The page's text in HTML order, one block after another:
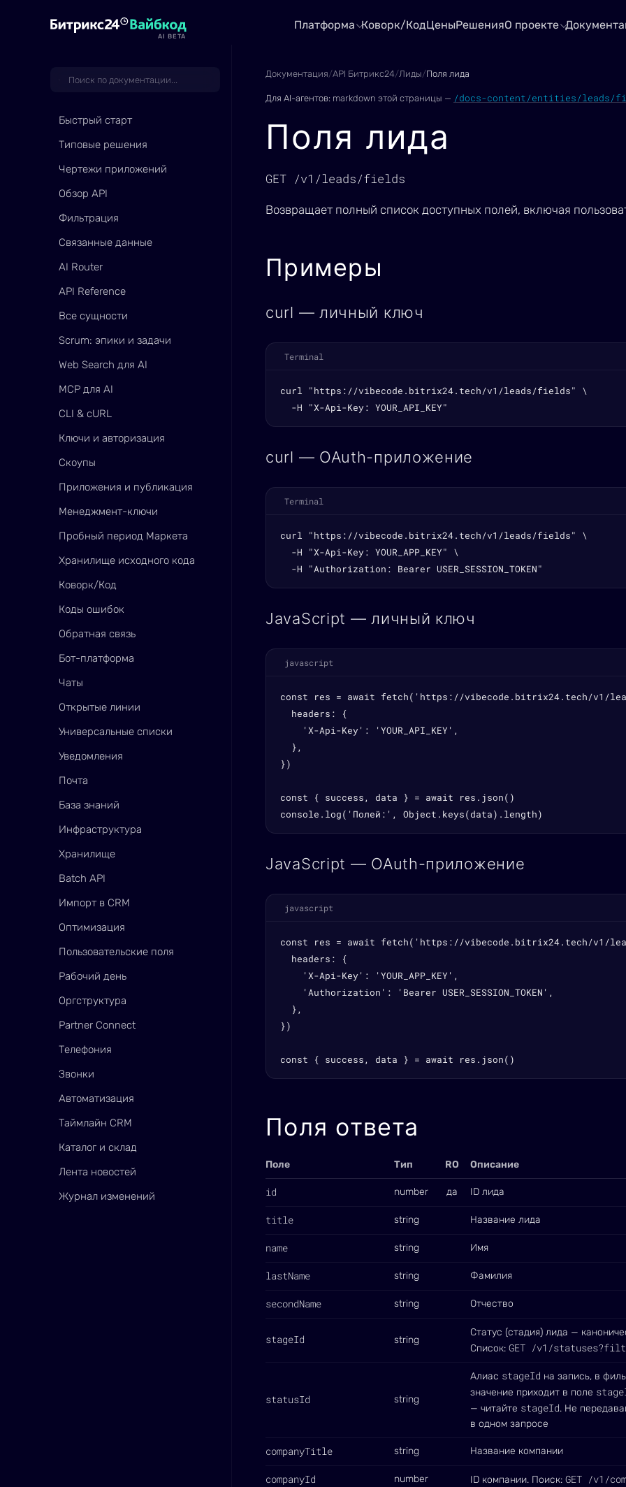
AI BETA
Платформа Коворк/КодЦеныРешенияО проекте
Быстрый старт
Типовые решения
Чертежи приложений
Обзор API
Фильтрация
Связанные данные
AI Router
API Reference
Все сущности
Scrum: эпики и задачи
Web Search для AI
MCP для AI
CLI & cURL
Ключи и авторизация
Скоупы
Приложения и публикация
Менеджмент-ключи
Пробный период Маркета
Хранилище исходного кода
Коворк/Код
Коды ошибок
Обратная связь
Бот-платформа
Чаты
Открытые линии
Универсальные списки
Уведомления
Почта
База знаний
Инфраструктура
Хранилище
Batch API
Импорт в CRM
Оптимизация
Пользовательские поля
Рабочий день
Оргструктура
Partner Connect
Телефония
Звонки
Автоматизация
Таймлайн CRM
Каталог и склад
Лента новостей
Журнал изменений
Документация/API Битрикс24/Лиды/Поля лида
Для AI-агентов: markdown этой страницы — /docs-content/entities/leads/
Поля лида
GET /v1/leads/fields
Возвращает полный список доступных полей, включая
Примеры
curl — личный ключ
Terminal
curl "https://vibecode.bitrix24.tech/v1/leads/fields" \
  -H "X-Api-Key: YOUR_API_KEY"
curl — OAuth-приложение
Terminal
curl "https://vibecode.bitrix24.tech/v1/leads/fields" \
  -H "X-Api-Key: YOUR_APP_KEY" \
  -H "Authorization: Bearer USER_SESSION_TOKEN"
JavaScript — личный ключ
javascript
const res = await fetch('https://vibecode.bitrix24.tech/v1/
  headers: {
    'X-Api-Key': 'YOUR_API_KEY',
  },
})
const { success, data } = await res.json()
console.log('Полей:', Object.keys(data).length)
JavaScript — OAuth-приложение
javascript
const res = await fetch('https://vibecode.bitrix24.tech/v1/
  headers: {
    'X-Api-Key': 'YOUR_APP_KEY',
    'Authorization': 'Bearer USER_SESSION_TOKEN',
  },
})
const { success, data } = await res.json()
Поля ответа
Поле Тип RO Описание
id number да ID лида
title string Название лида
name string Имя
lastName string Фамилия
secondName string Отчество
stageId string
Статус (стадия) лида —
Список: GET /v1/
statusId string
Алиас stageId на запись, в
значение приходит в поле
— читайте stageId. Не
в одном запросе
companyTitle string Название компании
companyId number ID компании. Поиск: GET /v1/